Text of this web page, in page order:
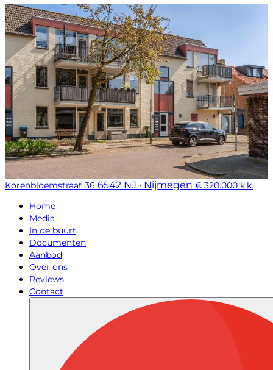
Korenbloemstraat 36 6542 NJ · Nijmegen € 320.000 k.k.
Home
Media
In de buurt
Documenten
Aanbod
Over ons
Reviews
Contact